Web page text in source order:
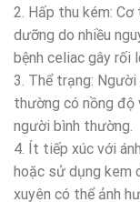
2. Hấp thu kém:
dưỡng do nhiều
bệnh celiac gây rối
3. Thể trạng:
thường có nồng độ
người bình thường.
4. Ít tiếp xúc với
hoặc sử dụng kem
xuyên có thể ảnh